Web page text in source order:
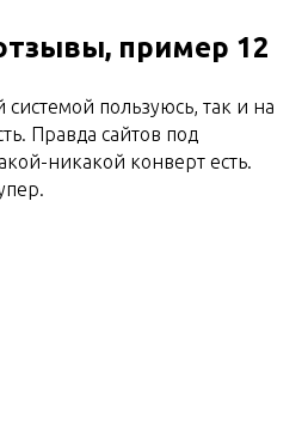
пример 12
системой пользуюсь, так и на
Правда сайтов под
никакой конверт есть.